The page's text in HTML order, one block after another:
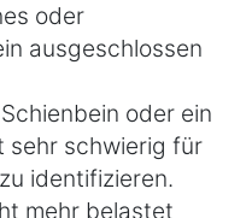
oder
ausgeschlossen
oder ein
sehr schwierig für
identifizieren.
mehr belastet